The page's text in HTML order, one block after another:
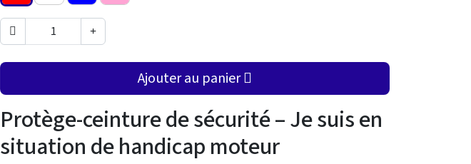
Ajouter au panier
Protège-ceinture de sécurité – Je suis en
situation de handicap moteur